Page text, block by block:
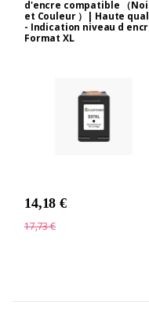
d'encre compatible （
et Couleur ）| Haute
- Indication niveau d
Format XL
14,18 €
17,73 €